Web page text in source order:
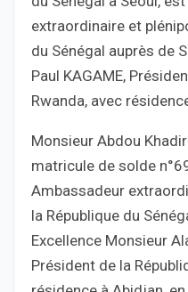
extraordinaire et
du Sénégal auprès de
Paul KAGAME,
Rwanda, avec
Monsieur Abdou
matricule de solde
Ambassadeur
la République du
Excellence Monsieur
Président de la